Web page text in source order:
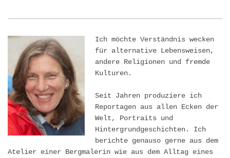
Ich möchte Verständnis wecken
für alternative Lebensweisen,
andere Religionen und fremde
Kulturen.
Seit Jahren produziere ich
Reportagen aus allen Ecken der
Welt, Portraits und
Hintergrundgeschichten. Ich
berichte genauso gerne aus dem
Atelier einer Bergmalerin wie aus dem Alltag eines